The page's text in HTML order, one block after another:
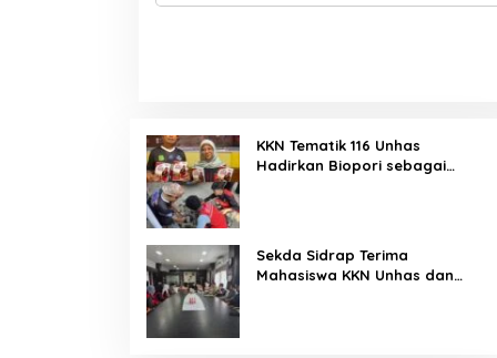
KKN Tematik 116 Unhas
Hadirkan Biopori sebagai
Sekda Sidrap Terima
Mahasiswa KKN Unhas dan